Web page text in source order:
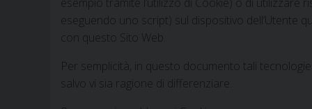
eseguendo uno script) sul dispositivo dell’Utente
con questo Sito Web.
Per semplicità, in questo documento tali
salvo vi sia ragione di differenziare.